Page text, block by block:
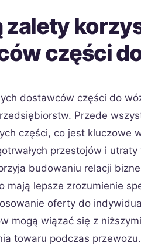
zalety
części
dostawców części do
Przede
części, co jest kluczowe
przestojów i
budowaniu relacji
mają lepsze zrozumienie
oferty do
mogą wiązać się z
towaru podczas